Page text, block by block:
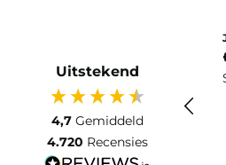
Uitstekend
4,7 Gemiddeld
4.720 Recensies